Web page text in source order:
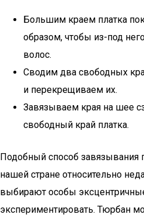
Большим краем платка
образом, чтобы из-под
волос.
Сводим два свободных
и перекрещиваем их.
Завязываем края на шее
свободный край платка.
Подобный способ завязывания
нашей стране относительно
выбирают особы
экспериментировать. Тюрбан